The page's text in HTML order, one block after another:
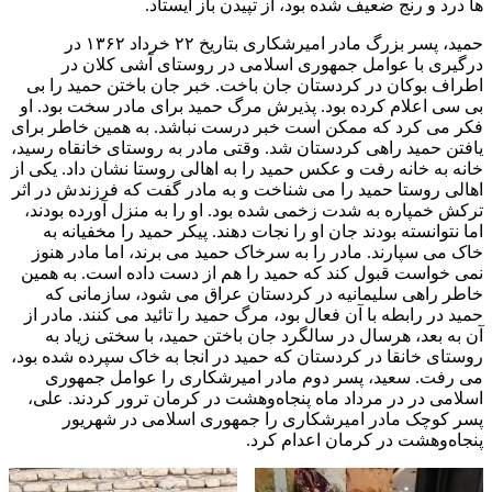
ها درد و رنج ضعیف شده بود، از تپیدن باز ایستاد.
حمید، پسر بزرگ مادر امیرشکاری بتاریخ ٢٢ خرداد ۱۳۶٢ در
درگیری با عوامل جمهوری اسلامی در روستای آشی کلان در
اطراف بوکان در کردستان جان باخت. خبر جان باختن حمید را بی
بی سی اعلام کرده بود. پذیرش مرگ حمید برای مادر سخت بود. او
فکر می کرد که ممکن است خبر درست نباشد. به همین خاطر برای
یافتن حمید راهی کردستان شد. وقتی مادر به روستای خانقاه رسید،
خانه به خانه رفت و عکس حمید را به اهالی روستا نشان داد. یکی از
اهالی روستا حمید را می شناخت و به مادر گفت که فرزندش در اثر
ترکش خمپاره به شدت زخمی شده بود. او را به منزل آورده بودند،
اما نتوانسته بودند جان او را نجات دهند. پیکر حمید را مخفیانه به
خاک می سپارند. مادر را به سرخاک حمید می برند، اما مادر هنوز
نمی خواست قبول کند که حمید را هم از دست داده است. به همین
خاطر راهی سلیمانیه در کردستان عراق می شود، سازمانی که
حمید در رابطه با آن فعال بود، مرگ حمید را تائید می کنند. مادر از
آن به بعد، هرسال در سالگرد جان باختن حمید، با سختی زیاد به
روستای خانقا در کردستان که حمید در انجا به خاک سپرده شده بود،
می رفت. سعید، پسر دوم مادر امیرشکاری را عوامل جمهوری
اسلامی در در مرداد ماه پنجاه‌وهشت در کرمان ترور کردند. علی،
پسر کوچک مادر امیرشکاری را جمهوری اسلامی در شهریور
پنجاه‌وهشت در کرمان اعدام کرد.